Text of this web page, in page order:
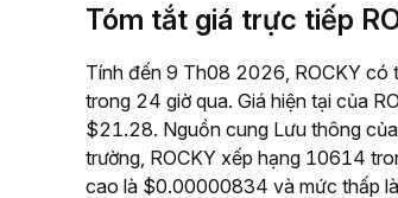
Tóm tắt giá trực tiếp
Tính đến 9 Th08 2026, ROCKY
trong 24 giờ qua. Giá hiện tại của
$21.28. Nguồn cung Lưu thông
trường, ROCKY xếp hạng 10614
cao là $0.00000834 và mức thấp